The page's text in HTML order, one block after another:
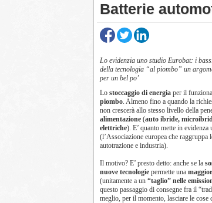
Batterie
Lo evidenzia uno studio Eurobat: i
della tecnologia “al piombo” un
per un bel po’
Lo stoccaggio di energia per il
piombo. Almeno fino a quando la
non crescerà allo stesso livello della
alimentazione (auto ibride,
elettriche). E’ quanto mette in evidenza
(l’Associazione europea che
autotrazione e industria).
Il motivo? E’ presto detto: anche se la
nuove tecnologie permette una
(unitamente a un “taglio” nelle
questo passaggio di consegne fra il
meglio, per il momento, lasciare le cose